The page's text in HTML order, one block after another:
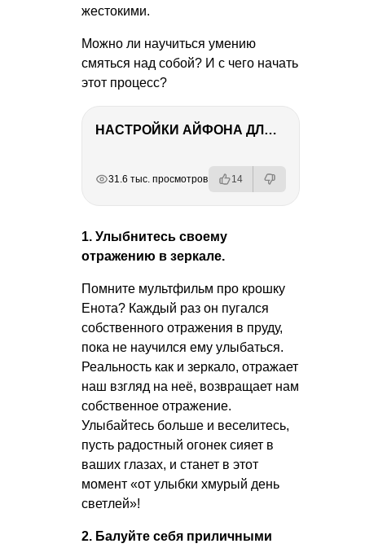
жестокими.
Можно ли научиться умению
смяться над собой? И с чего начать
этот процесс?
НАСТРОЙКИ АЙФОНА ДЛЯ ФОТО И ВИДЕО
31.6 тыс. просмотров 14
1. Улыбнитесь своему
отражению в зеркале.
Помните мультфильм про крошку
Енота? Каждый раз он пугался
собственного отражения в пруду,
пока не научился ему улыбаться.
Реальность как и зеркало, отражает
наш взгляд на неё, возвращает нам
собственное отражение.
Улыбайтесь больше и веселитесь,
пусть радостный огонек сияет в
ваших глазах, и станет в этот
момент «от улыбки хмурый день
светлей»!
2. Балуйте себя приличными